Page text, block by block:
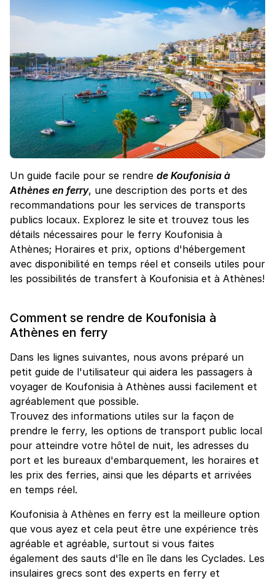
Un guide facile pour se rendre de Koufonisia à
Athènes en ferry, une description des ports et des
recommandations pour les services de transports
publics locaux. Explorez le site et trouvez tous les
détails nécessaires pour le ferry Koufonisia à
Athènes; Horaires et prix, options d'hébergement
avec disponibilité en temps réel et conseils utiles pour
les possibilités de transfert à Koufonisia et à Athènes!
Comment se rendre de Koufonisia à
Athènes en ferry
Dans les lignes suivantes, nous avons préparé un
petit guide de l'utilisateur qui aidera les passagers à
voyager de Koufonisia à Athènes aussi facilement et
agréablement que possible.
Trouvez des informations utiles sur la façon de
prendre le ferry, les options de transport public local
pour atteindre votre hôtel de nuit, les adresses du
port et les bureaux d'embarquement, les horaires et
les prix des ferries, ainsi que les départs et arrivées
en temps réel.
Koufonisia à Athènes en ferry est la meilleure option
que vous ayez et cela peut être une expérience très
agréable et agréable, surtout si vous faites
également des sauts d'île en île dans les Cyclades. Les
insulaires grecs sont des experts en ferry et